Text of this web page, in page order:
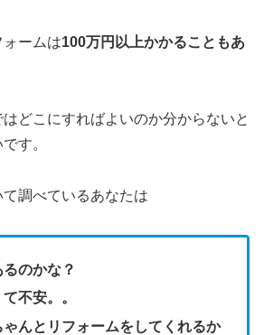
ームは100万円以上かかることもあ
どこにすればよいのか分からないと
す。
調べているあなたは
のかな？
不安。。
んとリフォームをしてくれるか